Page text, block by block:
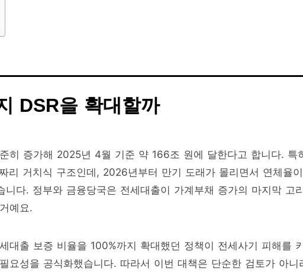
DSR을 확대할까
히 증가해 2025년 4월 기준 약 166조 원에 달한다고 합니다. 특
리 거치식 구조인데, 2026년부터 만기 도래가 몰리면서 연체율이
니다. 정부와 금융당국은 전세대출이 가계부채 증가의 마지막 고
예요.
대출 보증 비율을 100%까지 확대했던 정책이 전세사기 피해를
요성을 공식화했습니다. 따라서 이번 대책은 단순한 검토가 아니